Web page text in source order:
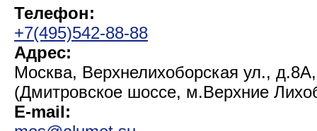
Телефон:
+7(495)542-88-88
Адрес:
Москва, Верхнелихоборская ул.,
(Дмитровское шоссе, м.Верхние
E-mail: